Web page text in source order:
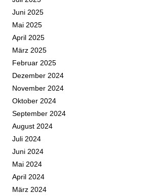
Juni 2025
Mai 2025
April 2025
März 2025
Februar 2025
Dezember 2024
November 2024
Oktober 2024
September 2024
August 2024
Juli 2024
Juni 2024
Mai 2024
April 2024
März 2024